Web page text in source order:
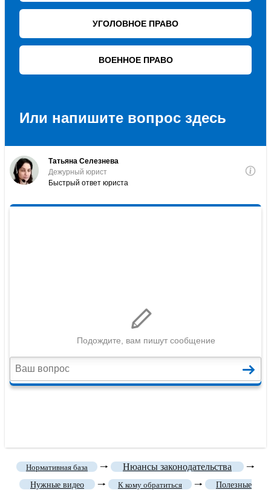
Нормативная база 🠒 Нюансы законодательства 🠒
Нужные видео 🠒 К кому обратиться 🠒 Полезные